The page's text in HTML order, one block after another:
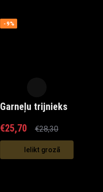
-9%
Garneļu trijnieks
€28,30
€25,70
Ielikt grozā